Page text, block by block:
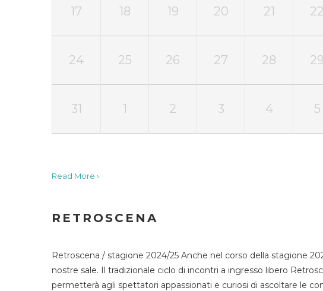
17 18 19 20 21 22
24 25 26 27 28 29
31 1 2 3 4 5
Read More ›
RETROSCENA
Retroscena / stagione 2024/25 Anche nel corso della stagione
nostre sale. Il tradizionale ciclo di incontri a ingresso libero
permetterà agli spettatori appassionati e curiosi di ascoltare le